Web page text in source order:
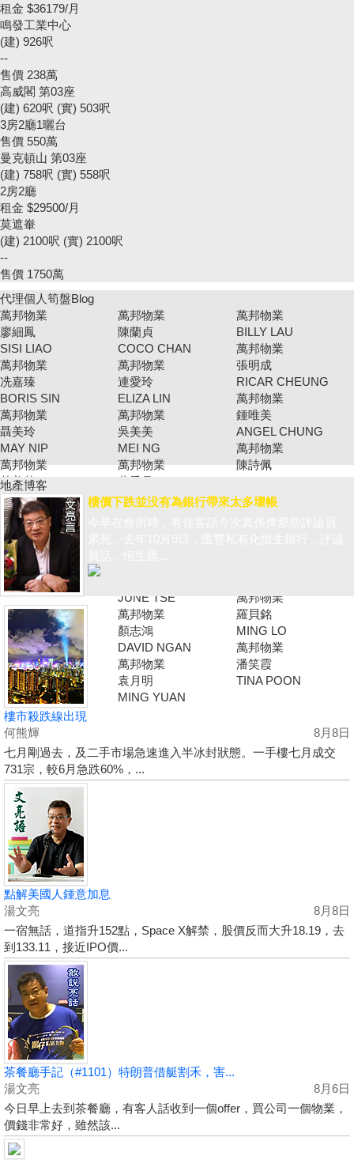
租金 $36179/月
鳴發工業中心
(建) 926呎
--
售價 238萬
高威閣 第03座
(建) 620呎 (實) 503呎
3房2廳1曬台
售價 550萬
曼克頓山 第03座
(建) 758呎 (實) 558呎
2房2廳
租金 $29500/月
莫遮輋
(建) 2100呎 (實) 2100呎
--
售價 1750萬
代理個人筍盤Blog
萬邦物業
廖細鳳
SISI LIAO
萬邦物業
冼嘉臻
BORIS SIN
萬邦物業
聶美玲
MAY NIP
萬邦物業
黃美英
MAGGIE WONG
萬邦物業
唐英霞
DEBBIE TONG
萬邦物業
陳蘭貞
COCO CHAN
萬邦物業
連愛玲
ELIZA LIN
萬邦物業
吳美美
MEI NG
萬邦物業
蔡秀晶
CRYSTAL CHOY
JUNE TSE
萬邦物業
顏志鴻
DAVID NGAN
萬邦物業
袁月明
MING YUAN
萬邦物業
BILLY LAU
萬邦物業
張明成
RICAR CHEUNG
萬邦物業
鍾唯美
ANGEL CHUNG
萬邦物業
陳詩佩
萬邦物業
萬邦物業
羅貝銘
MING LO
萬邦物業
潘笑霞
TINA POON
地產博客
樓價下跌並没有為銀行帶來太多壞帳
樓市殺跌線出現
何熊輝
8月8日
七月剛過去，及二手市場急速進入半冰封狀態。一手樓七月成交
731宗，較6月急跌60%，...
點解美國人鍾意加息
湯文亮
8月8日
一宿無話，道指升152點，Space X解禁，股價反而大升18.19，去
到133.11，接近IPO價...
茶餐廳手記（#1101）特朗普借艇割禾，害...
湯文亮
8月6日
今日早上去到茶餐廳，有客人話收到一個offer，買公司一個物業，
價錢非常好，雖然該...